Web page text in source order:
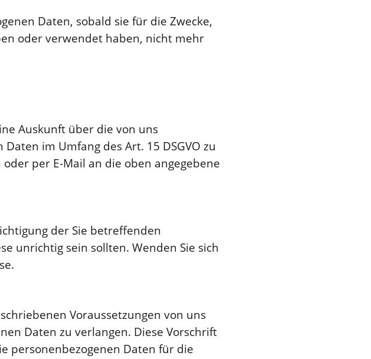
Daten, sobald sie für die Zwecke,
oder verwendet haben, nicht mehr
Auskunft über die von uns
im Umfang des Art. 15 DSGVO zu
per E-Mail an die oben angegebene
der Sie betreffenden
unrichtig sein sollten. Wenden Sie sich
Voraussetzungen von uns
Daten zu verlangen. Diese Vorschrift
personenbezogenen Daten für die